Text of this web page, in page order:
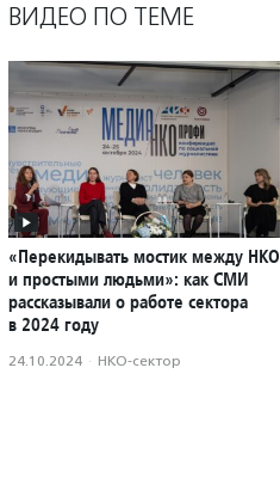
ВИДЕО ПО ТЕМЕ
«Перекидывать мостик между НКО
и простыми людьми»: как СМИ
рассказывали о работе сектора
в 2024 году
24.10.2024 · НКО-сектор